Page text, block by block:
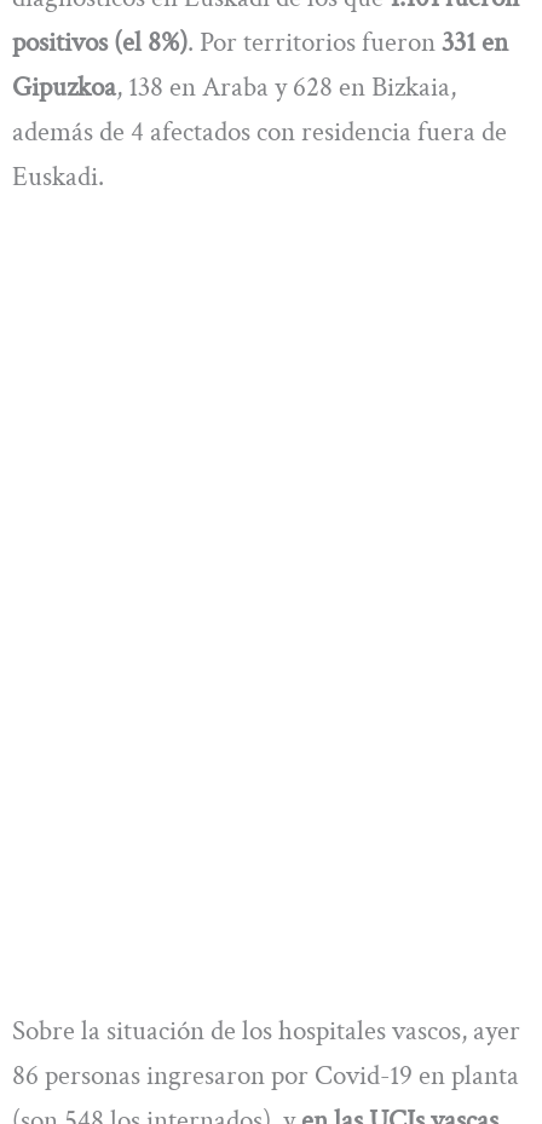
positivos (el 8%). Por territorios fueron331 en
Gipuzkoa, 138 en Araba y 628 en Bizkaia,
además de 4 afectados con residencia fuera de
Euskadi.
Sobre la situación de los hospitales vascos, ayer
86 personas ingresaron por Covid-19 en planta